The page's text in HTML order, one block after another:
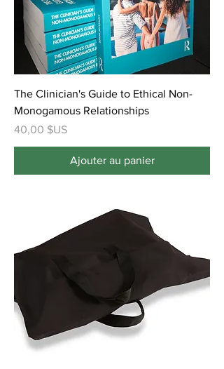
The Clinician's Guide to Ethical Non-
Monogamous Relationships
Prix
40,00 $US
Ajouter au panier